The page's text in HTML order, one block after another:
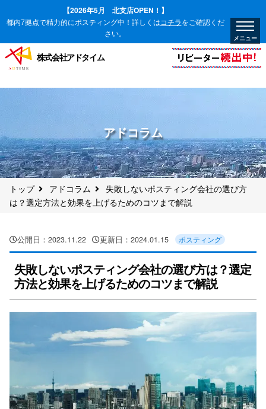
【2026年5月 北支店OPEN！】
都内7拠点で精力的にポスティング中！詳しくはコチラをご確認くだ
さい。
株式会社アドタイム
アドコラム
トップ アドコラム
失敗しないポスティング会社の選び方
は？選定方法と効果を上げるためのコツまで解説
公開日： 2023.11.22 更新日：2024.01.15 ポスティング
失敗しないポスティング会社の選び方は？選定
方法と効果を上げるためのコツまで解説